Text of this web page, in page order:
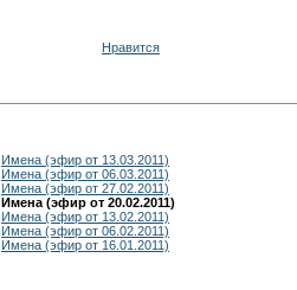
Нравится
Имена (эфир от 13.03.2011)
Имена (эфир от 06.03.2011)
Имена (эфир от 27.02.2011)
Имена (эфир от 20.02.2011)
Имена (эфир от 13.02.2011)
Имена (эфир от 06.02.2011)
Имена (эфир от 16.01.2011)